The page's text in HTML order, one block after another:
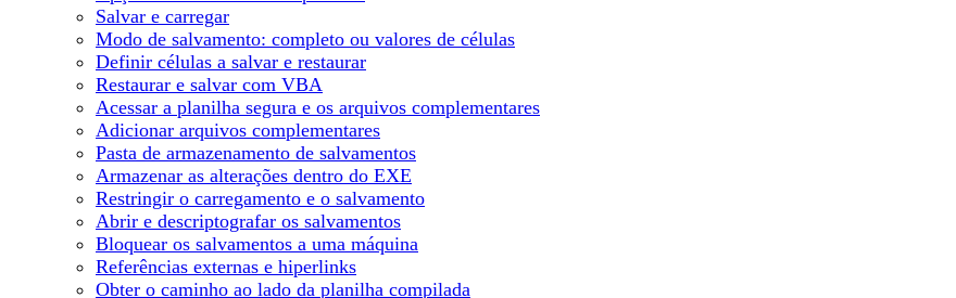
Salvar e carregar
Modo de salvamento: completo ou valores de células
Definir células a salvar e restaurar
Restaurar e salvar com VBA
Acessar a planilha segura e os arquivos complementares
Adicionar arquivos complementares
Pasta de armazenamento de salvamentos
Armazenar as alterações dentro do EXE
Restringir o carregamento e o salvamento
Abrir e descriptografar os salvamentos
Bloquear os salvamentos a uma máquina
Referências externas e hiperlinks
Obter o caminho ao lado da planilha compilada